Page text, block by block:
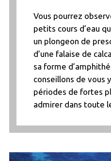
Vous pourrez
petits cours d’eau
un plongeon de
d’une falaise de
sa forme
conseillons de vous
périodes de fortes
admirer dans toute